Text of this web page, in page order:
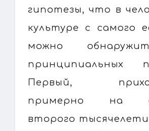
гипотезы, что в
культуре с самого
можно
принципиальных
Первый,
примерно на
второго